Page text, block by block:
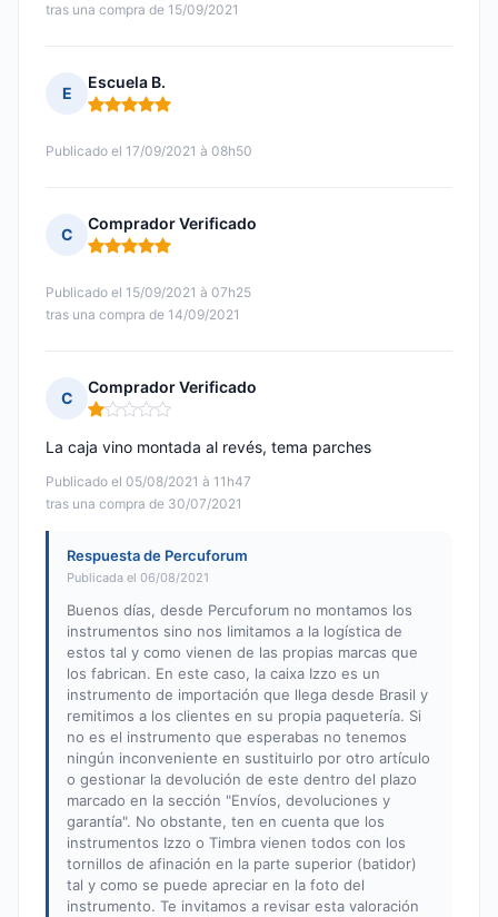
tras una compra de 15/09/2021
E
Escuela B.
Nota: 5 de 5
Publicado el 17/09/2021 à 08h50
C
Comprador Verificado
Nota: 5 de 5
Publicado el 15/09/2021 à 07h25
tras una compra de 14/09/2021
C
Comprador Verificado
Nota: 1 de 5
Publicado el 05/08/2021 à 11h47
tras una compra de 30/07/2021
La caja vino montada al revés, tema parches
Respuesta de Percuforum
Publicada el 06/08/2021
Buenos días, desde Percuforum no montamos los
instrumentos sino nos limitamos a la logística de
estos tal y como vienen de las propias marcas que
los fabrican. En este caso, la caixa Izzo es un
instrumento de importación que llega desde Brasil y
remitimos a los clientes en su propia paquetería. Si
no es el instrumento que esperabas no tenemos
ningún inconveniente en sustituirlo por otro artículo
o gestionar la devolución de este dentro del plazo
marcado en la sección "Envíos, devoluciones y
garantía". No obstante, ten en cuenta que los
instrumentos Izzo o Timbra vienen todos con los
tornillos de afinación en la parte superior (batidor)
tal y como se puede apreciar en la foto del
instrumento. Te invitamos a revisar esta valoración